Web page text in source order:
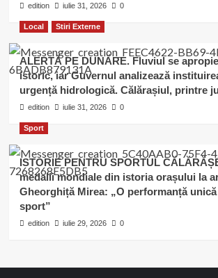
edition iulie 31, 2026 0
Local Stiri Externe
ALERTĂ PE DUNĂRE. Fluviul se
istoric, iar Guvernul analizează
urgență hidrologică. Călărașiul, printre
edition iulie 31, 2026 0
Sport
ISTORIE PENTRU SPORTUL
medalii mondiale din istoria orașului la
Gheorghiță Mirea: „O performanță
sport”
edition iulie 29, 2026 0